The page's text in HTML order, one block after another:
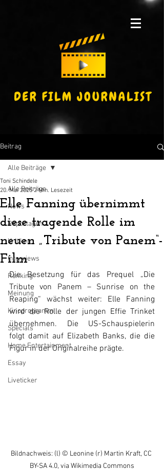
Beitrag
Alle Beiträge
News
Reportagen
Kritiken
Interviews
Ranking
Meinung
Kinoprogramm
Specials
Home Entertainment
Essay
Liveticker
Alle Beiträge
Elle Fanning übernimmt
diese tragende Rolle im
neuen „Tribute von Panem“-
Film
Toni Schindele
20. Mai 2025 2 Min. Lesezeit
Die Besetzung für das Prequel „Die
Tribute von Panem – Sunrise on the
Reaping“ wächst weiter: Elle Fanning
wird die Rolle der jungen Effie Trinket
übernehmen. Die US-Schauspielerin
folgt damit auf Elizabeth Banks, die die
Figur in der Originalreihe prägte.
Bildnachweis: (l) © Leonine (r) Martin Kraft, CC
BY-SA 4.0, via Wikimedia Commons